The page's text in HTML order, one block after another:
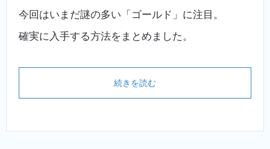
今回はいまだ謎の多い「ゴールド」に注目。
確実に入手する方法をまとめました。
続きを読む